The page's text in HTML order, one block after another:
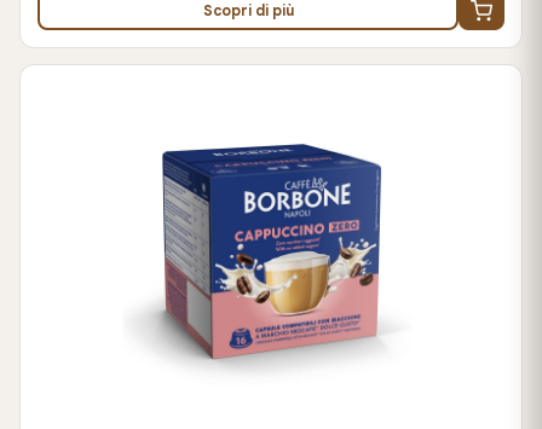
Scopri di più